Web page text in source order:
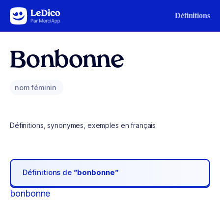
Aller au contenu Définitions
Bonbonne
nom féminin
Définitions, synonymes, exemples en français
Définitions de “bonbonne“
bonbonne